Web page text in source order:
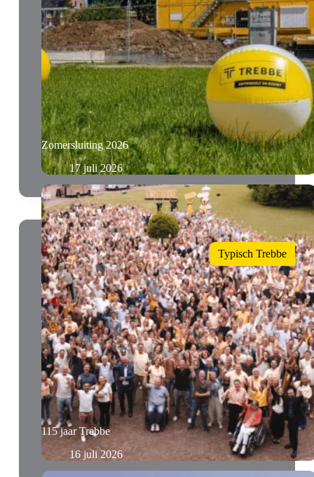
Zomersluiting 2026
17 juli 2026
Typisch Trebbe
115 jaar Trebbe
16 juli 2026